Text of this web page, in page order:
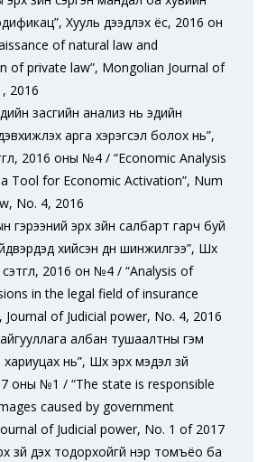
Хууль дээдлэх ёс, 2016 он
of natural law and
of private law”, Mongolian Journal of
2016
засгийн анализ нь эдийн
арга хэрэгсэл болох нь”,
2016 оны №4 / “Economic Analysis
Tool for Economic Activation”, Num
No. 4, 2016
гэрээний эрх зүйн салбарт гарч буй
хийсэн дүн шинжилгээ”, Шүүх
2016 он №4 / “Analysis of
in the legal field of insurance
Journal of Judicial power, No. 4, 2016
албан тушаалтны гэм
нь”, Шүүх эрх мэдэл зүй
оны №1 / “The state is responsible
caused by government
of Judicial power, No. 1 of 2017
зүй дэх тодорхойгүй нэр томъёо ба